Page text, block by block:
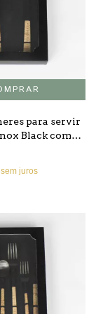
para servir
Black com
sem juros